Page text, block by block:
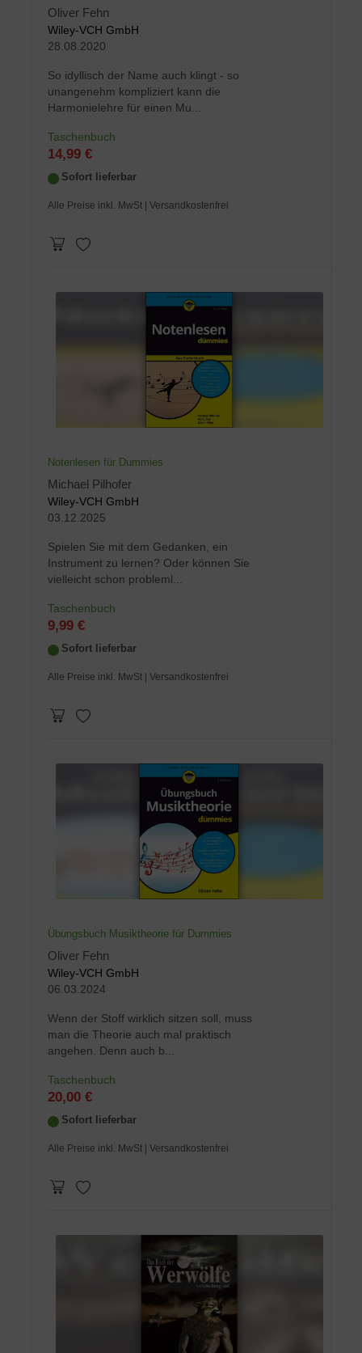
Oliver Fehn
Wiley-VCH GmbH
28.08.2020
So idyllisch der Name auch klingt - so
unangenehm kompliziert kann die
Harmonielehre für einen Mu...
Taschenbuch
14,99 €
Sofort lieferbar
Alle Preise inkl. MwSt | Versandkostenfrei
Notenlesen für Dummies
Michael Pilhofer
Wiley-VCH GmbH
03.12.2025
Spielen Sie mit dem Gedanken, ein
Instrument zu lernen? Oder können Sie
vielleicht schon probleml...
Taschenbuch
9,99 €
Sofort lieferbar
Alle Preise inkl. MwSt | Versandkostenfrei
Übungsbuch Musiktheorie für Dummies
Oliver Fehn
Wiley-VCH GmbH
06.03.2024
Wenn der Stoff wirklich sitzen soll, muss
man die Theorie auch mal praktisch
angehen. Denn auch b...
Taschenbuch
20,00 €
Sofort lieferbar
Alle Preise inkl. MwSt | Versandkostenfrei